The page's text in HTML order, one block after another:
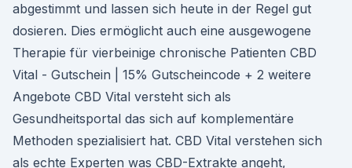
abgestimmt und lassen sich heute in der Regel gut
dosieren. Dies ermöglicht auch eine ausgewogene
Therapie für vierbeinige chronische Patienten CBD
Vital - Gutschein | 15% Gutscheincode + 2 weitere
Angebote CBD Vital versteht sich als
Gesundheitsportal das sich auf komplementäre
Methoden spezialisiert hat. CBD Vital verstehen sich
als echte Experten was CBD-Extrakte angeht,